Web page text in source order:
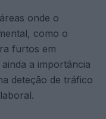
onde o
como o
furtos em
a importância
deteção de tráfico